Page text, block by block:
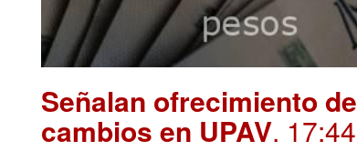
Señalan ofrecimiento
cambios en UPAV. 17:44